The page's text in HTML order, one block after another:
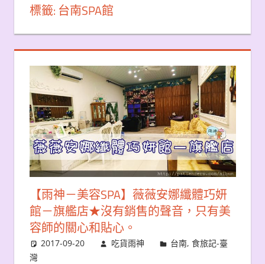
標籤: 台南SPA館
【雨神－美容SPA】薇薇安娜纖體巧妍
館－旗艦店★沒有銷售的聲音，只有美
容師的關心和貼心。
2017-09-20 吃貨雨神 台南,食旅記-臺
灣